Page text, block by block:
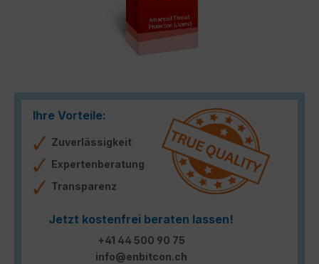
Ihre Vorteile:
Zuverlässigkeit
Expertenberatung
Transparenz
Jetzt kostenfrei beraten lassen!
+41 44 500 90 75
info@enbitcon.ch